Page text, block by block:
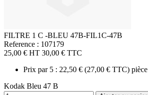
FILTRE 1 C -BLEU 47B-FIL1C-47B
Reference : 107179
25,00 € HT 30,00 € TTC
Prix par 5 : 22,50 € (27,00 € TTC) pièce
Kodak Bleu 47 B